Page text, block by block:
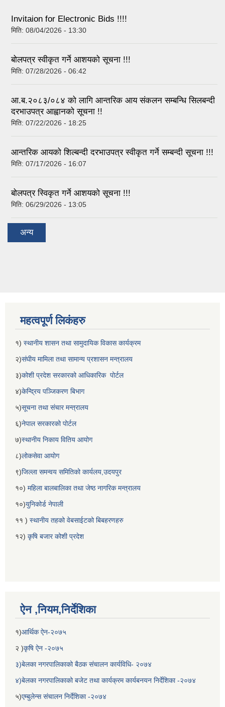
Invitaion for Electronic Bids !!!!
मिति: 08/04/2026 - 13:30
बोलपत्र स्वीकृत गर्ने आशयको सूचना !!!
मिति: 07/28/2026 - 06:42
आ.ब.२०८३/०८४ को लागि आन्तरिक आय संकलन सम्बन्धि सिलबन्दी
दरभाउपत्र आह्वानको सूचना !!
मिति: 07/22/2026 - 18:25
आन्तरिक आयको शिल्बन्दी दरभाउपत्र स्वीकृत गर्ने सम्बन्दी सूचना !!!
मिति: 07/17/2026 - 16:07
बोलपत्र स्विकृत गर्ने आशयको सूचना !!!
मिति: 06/29/2026 - 13:05
अन्य
महत्वपूर्ण लिकंहरु
१) स्थानीय शासन तथा सामुदायिक विकास कार्यक्रम
२)संघीय मामिला तथा सामान्य प्रशासन मन्त्रालय
३)कोशी प्रदेश सरकारको आधिकारिक पोर्टल
४)केन्द्रिय पञ्जिकरण बिभाग
५)सूचना तथा संचार मन्त्रालय
६)नेपाल सरकारको पोर्टल
७)स्थानीय निकाय वितिय आयोग
८)लोकसेवा आयोग
९)जिल्ला समन्वय समितिको कार्यलय,उदयपुर
१०) महिला बालबालिका तथा जेष्ठ नागरिक मन्त्रालय
१०)युनिकोर्ड नेपाली
११ ) स्थानीय तहको वेबसाईटको बिबहरणहरु
१२) कृषि बजार कोशी प्रदेश
ऐन ,नियम,निर्देशिका
१)आर्थिक ऐन-२०७५
२ )कृषि ऐन -२०७५
३)बेलका नगरपालिकाको बैठक संचालन कार्यविधि- २०७४
४)बेलका नगरपालिकाको बजेट तथा कार्यक्रम कार्यबनयन निर्देशिका -२०७४
५)एम्बुलेन्स संचालन निर्देशिका -२०७४